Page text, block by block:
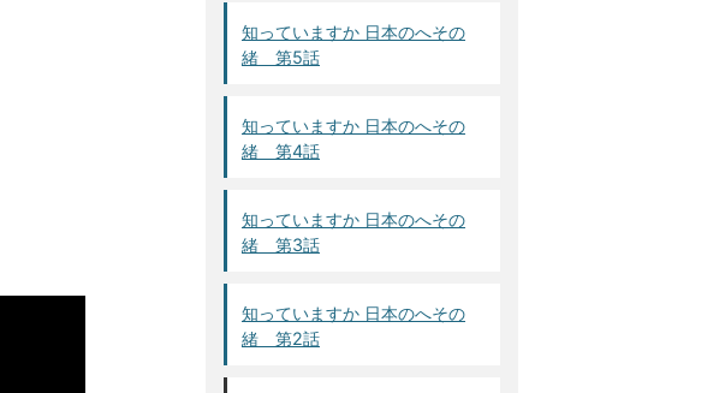
知っていますか 日本のへその
緒 第5話
知っていますか 日本のへその
緒 第4話
知っていますか 日本のへその
緒 第3話
知っていますか 日本のへその
緒 第2話